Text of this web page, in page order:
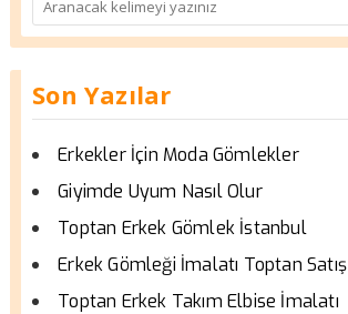
Son Yazılar
Erkekler İçin Moda Gömlekler
Giyimde Uyum Nasıl Olur
Toptan Erkek Gömlek İstanbul
Erkek Gömleği İmalatı Toptan Satış
Toptan Erkek Takım Elbise İmalatı